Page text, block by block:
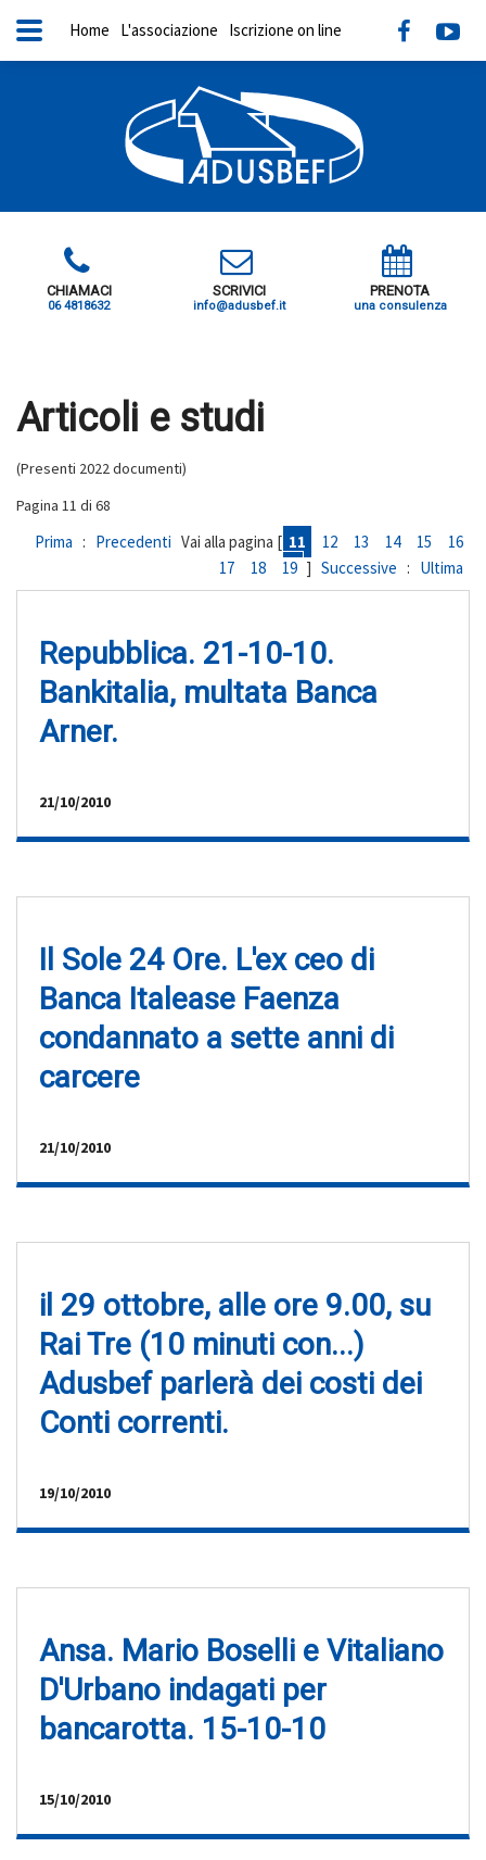
CHIAMACI
06 4818632
SCRIVICI
info@adusbef.it
PRENOTA
una consulenza
Home L'associazione Iscrizione on line
Articoli e studi
(Presenti 2022 documenti)
Pagina 11 di 68
Prima : Precedenti Vai alla pagina [ 11 12 13 14 15
16
17
18 19 ] Successive : Ultima
Repubblica. 21-10-10.
Bankitalia, multata Banca
Arner.
21/10/2010
Il Sole 24 Ore. L'ex ceo di
Banca Italease Faenza
condannato a sette anni di
carcere
21/10/2010
il 29 ottobre, alle ore 9.00, su
Rai Tre (10 minuti con...)
Adusbef parlerà dei costi dei
Conti correnti.
19/10/2010
Ansa. Mario Boselli e Vitaliano
D'Urbano indagati per
bancarotta. 15-10-10
15/10/2010